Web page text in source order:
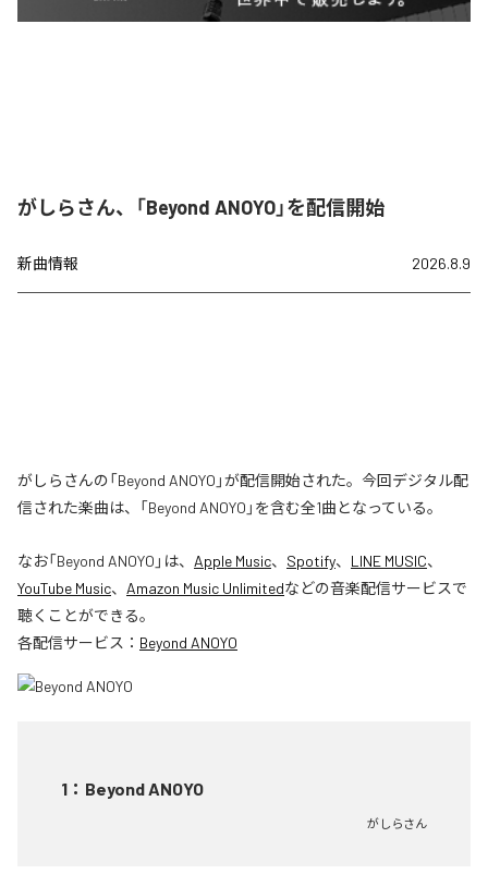
がしらさん、「Beyond ANOYO」を配信開始
新曲情報 2026.8.9
がしらさんの「Beyond ANOYO」が配信開始された。今回デジタル配
信された楽曲は、「Beyond ANOYO」を含む全1曲となっている。
なお「Beyond ANOYO 」は、 Apple Music、 Spotify、 LINE MUSIC、
YouTube Music、 Amazon Music Unlimitedなどの音楽配信サービスで
聴くことができる。
各配信サービス： Beyond ANOYO
1 ： Beyond ANOYO
がしらさん